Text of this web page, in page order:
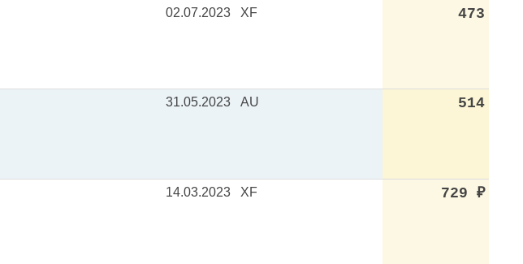
02.07.2023 XF 473
31.05.2023 AU 514
14.03.2023 XF 729 ₽